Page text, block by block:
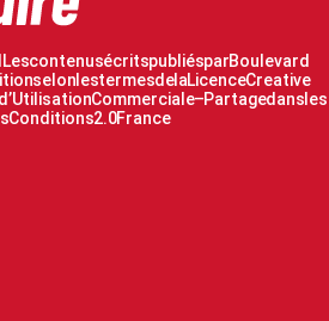
contenus écrits publiés par Boulevard
selon les termes de la Licence Creative
Commerciale – Partage dans les
Conditions 2.0 France